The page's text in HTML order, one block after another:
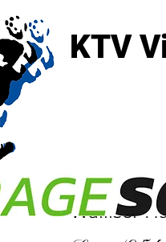
KTV
3930 Visp
Walliser